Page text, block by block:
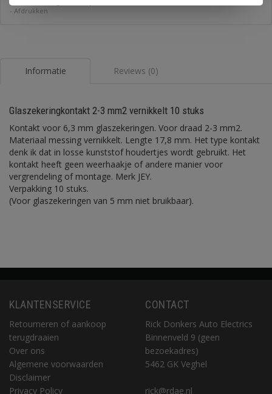
- Afdrukken
Informatie Reviews (0)
Glaszekeringkontakt 2-3 mm2 vernikkelt 10 stuks
Kontakt voor 6,3 mm glaszekeringen. Voor draad 2-3 mm2.
Materiaal messing vernikkelt. Lengte 17,8 mm. Het type kontakt
denk ik dat in losse kunststof houdertjes wordt gebruikt. Het
kontakt heeft geen weerhaakje of andere manier voor
vergrendeling of montage. Merk JEY.
Verpakking 10 stuks.
(Voor glaszekeringen van 5 mm niet bruikbaar).
KLANTENSERVICE
Retourneren of aankoop
terugdraaien
Over ons
Algemene voorwaarden
Disclaimer
Privacy Policy
CONTACT
Rick Donkers Auto Electrics
Binnenveld 9 (geen
bezoekadres)
5462 GK Veghel
rick@rdae.nl